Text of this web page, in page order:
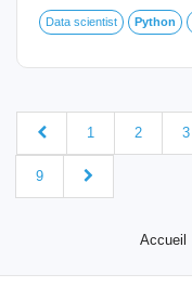
Data scientist Python
1 2 3
9
Accueil